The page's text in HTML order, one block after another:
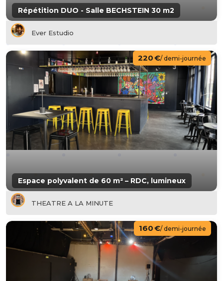
Répétition DUO - Salle BECHSTEIN 30 m2
Ever Estudio
Espace polyvalent de 60 m² – RDC, lumineux
220 €/ demi-journée
THEATRE A LA MINUTE
160 €/ demi-journée